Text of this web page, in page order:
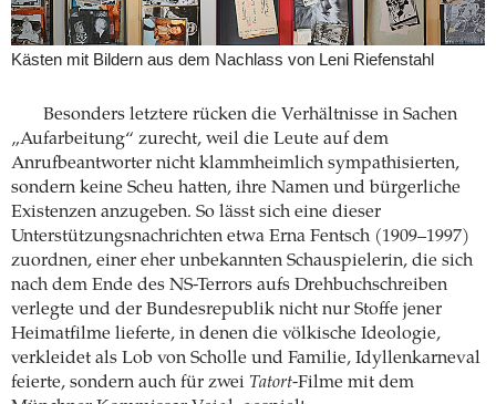
Kästen mit Bildern aus dem Nachlass von Leni Riefenstahl
Besonders letztere rücken die Verhältnisse in Sachen
„Aufarbeitung“ zurecht, weil die Leute auf dem
Anrufbeantworter nicht klammheimlich sympathisierten,
sondern keine Scheu hatten, ihre Namen und bürgerliche
Existenzen anzugeben. So lässt sich eine dieser
Unterstützungsnachrichten etwa Erna Fentsch (1909–1997)
zuordnen, einer eher unbekannten Schauspielerin, die sich
nach dem Ende des NS-Terrors aufs Drehbuchschreiben
verlegte und der Bundesrepublik nicht nur Stoffe jener
Heimatfilme lieferte, in denen die völkische Ideologie,
verkleidet als Lob von Scholle und Familie, ­Idyllenkarneval
feierte, sondern auch für zwei Tatort-Filme mit dem